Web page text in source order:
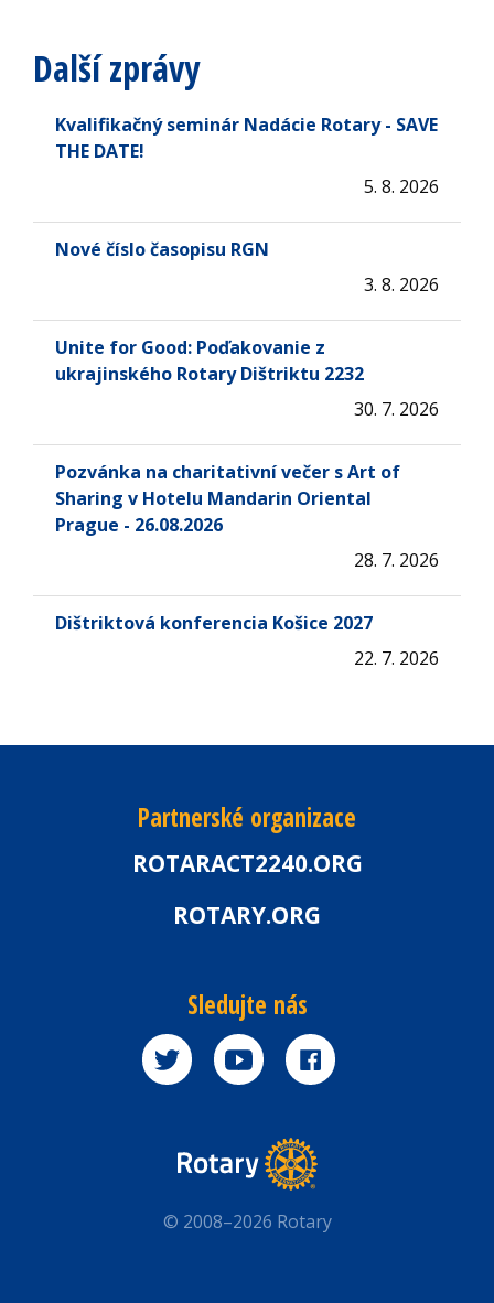
Další zprávy
Kvalifikačný seminár Nadácie Rotary - SAVE
THE DATE!
5. 8. 2026
Nové číslo časopisu RGN
3. 8. 2026
Unite for Good: Poďakovanie z
ukrajinského Rotary Dištriktu 2232
30. 7. 2026
Pozvánka na charitativní večer s Art of
Sharing v Hotelu Mandarin Oriental
Prague - 26.08.2026
28. 7. 2026
Dištriktová konferencia Košice 2027
22. 7. 2026
Partnerské organizace
ROTARACT2240.ORG
ROTARY.ORG
Sledujte nás
© 2008–2026 Rotary